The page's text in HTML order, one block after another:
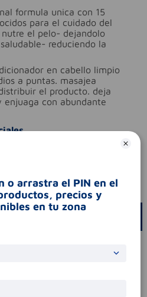
formula unica con 15
para el cuidado del
el pelo- dejandolo
reduciendo la
en cabello limpio
a puntas. masajea
el producto. deja
con abundante
24co
COMENTARIO
o arrastra el PIN en el
precios y
en tu zona